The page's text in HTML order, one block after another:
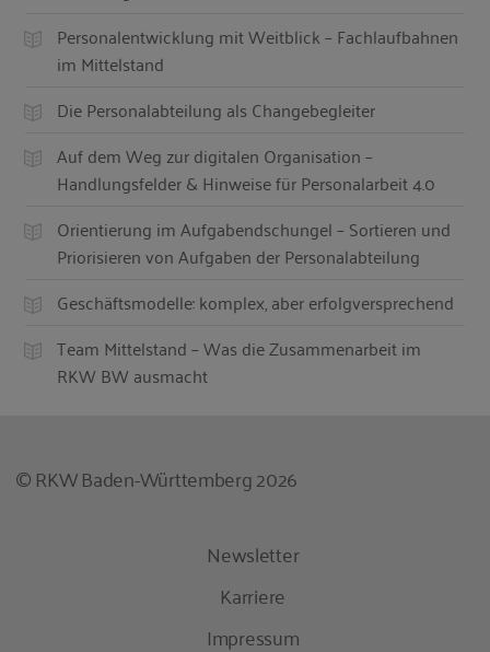
Personalentwicklung mit Weitblick – Fachlaufbahnen
im Mittelstand
Die Personalabteilung als Changebegleiter
Auf dem Weg zur digitalen Organisation –
Handlungsfelder & Hinweise für Personalarbeit 4.0
Orientierung im Aufgabendschungel – Sortieren und
Priorisieren von Aufgaben der Personalabteilung
Geschäftsmodelle: komplex, aber erfolgversprechend
Team Mittelstand – Was die Zusammenarbeit im
RKW BW ausmacht
© RKW Baden-Württemberg 2026
Newsletter
Karriere
Impressum